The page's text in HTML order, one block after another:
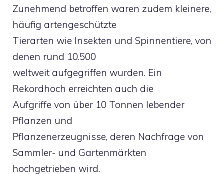
Zunehmend betroffen waren zudem kleinere,
häufig artengeschützte
Tierarten wie Insekten und Spinnentiere, von
denen rund 10.500
weltweit aufgegriffen wurden. Ein
Rekordhoch erreichten auch die
Aufgriffe von über 10 Tonnen lebender
Pflanzen und
Pflanzenerzeugnisse, deren Nachfrage von
Sammler- und Gartenmärkten
hochgetrieben wird.